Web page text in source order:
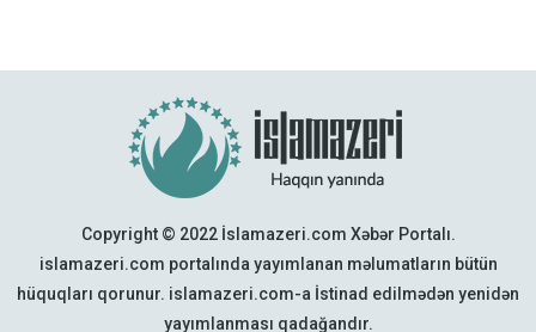
Copyright © 2022 İslamazeri.com Xəbər Portalı.
islamazeri.com portalında yayımlanan məlumatların bütün
hüquqları qorunur. islamazeri.com-a İstinad edilmədən yenidən
yayımlanması qadağandır.